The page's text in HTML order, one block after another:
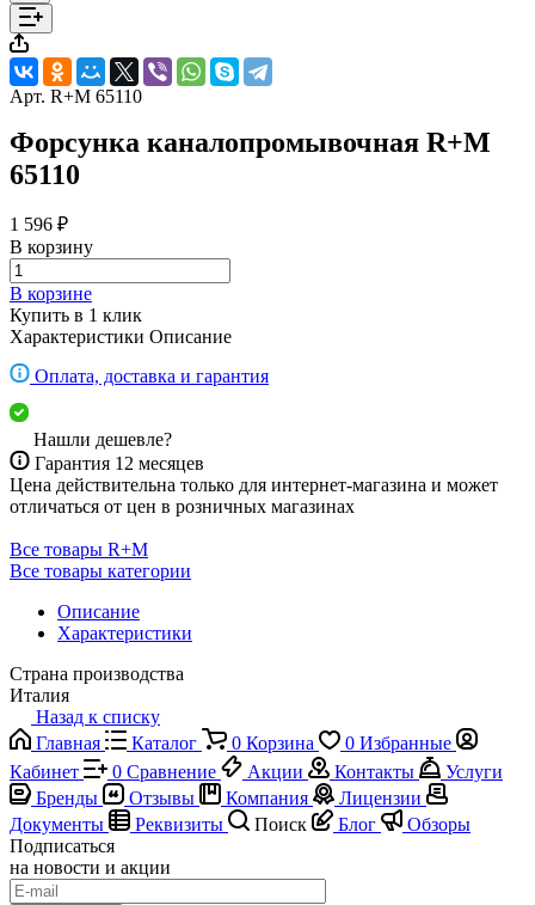
Арт. R+M 65110
Форсунка каналопромывочная R+M
65110
1 596 ₽
В корзину
В корзине
Купить в 1 клик
Характеристики Описание
Оплата, доставка и гарантия
Нашли дешевле?
Гарантия 12 месяцев
Цена действительна только для интернет-магазина и может
отличаться от цен в розничных магазинах
Все товары R+M
Все товары категории
Описание
Характеристики
Страна производства
Италия
Назад к списку
Главная
Каталог 0 Корзина 0 Избранные
Кабинет
0 Сравнение Акции Контакты
Услуги
Бренды
Отзывы Компания
Лицензии
Документы
Реквизиты Поиск Блог
Обзоры
Подписаться
на новости и акции